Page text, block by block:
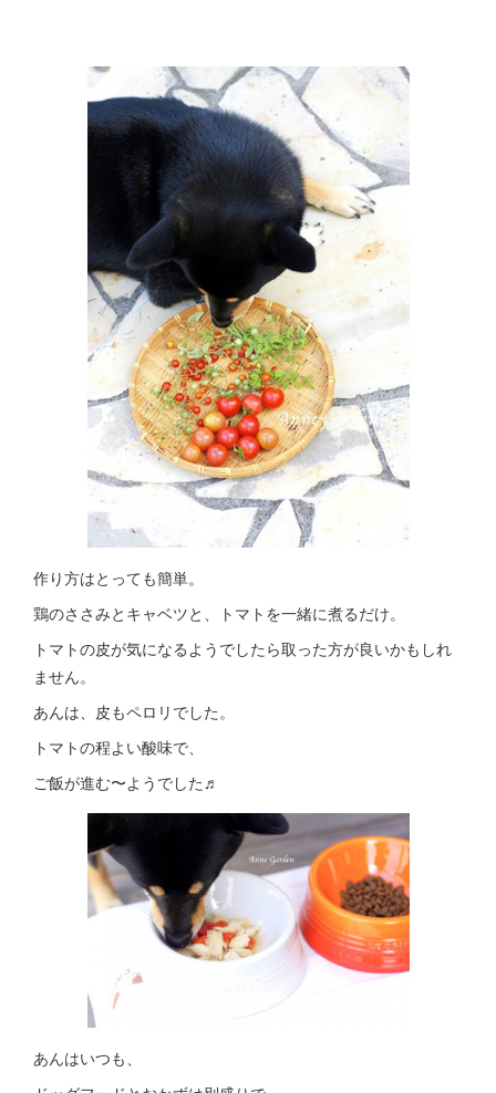
作り方はとっても簡単。
鶏のささみとキャベツと、トマトを一緒に煮るだけ。
トマトの皮が気になるようでしたら取った方が良いかもしれ
ません。
あんは、皮もペロリでした。
トマトの程よい酸味で、
ご飯が進む〜ようでした♬
あんはいつも、